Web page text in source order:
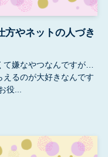
方やネットの人づき
嫌なやつなんですが…
るのが大好きなんです
役...